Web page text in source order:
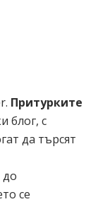
Притурките
блог, с
да търсят
до
се